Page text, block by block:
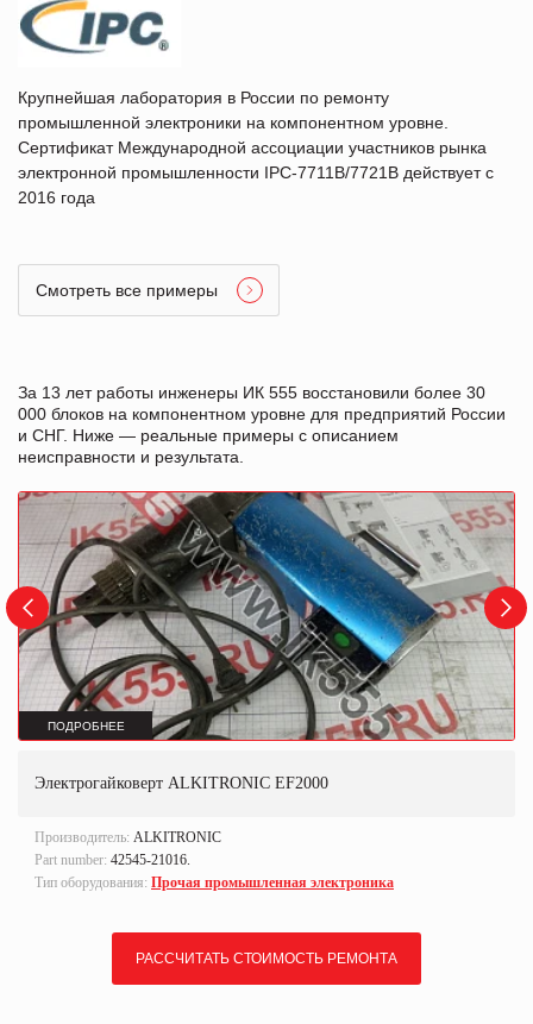
Крупнейшая лаборатория в России по ремонту
промышленной электроники на компонентном уровне.
Сертификат Международной ассоциации участников рынка
электронной промышленности IPC-7711B/7721B действует с
2016 года
Смотреть все примеры
За 13 лет работы инженеры ИК 555 восстановили более 30
000 блоков на компонентном уровне для предприятий России
и СНГ. Ниже — реальные примеры с описанием
неисправности и результата.
ПОДРОБНЕЕ
Электрогайковерт ALKITRONIC EF2000
Производитель: ALKITRONIC
Part number: 42545-21016.
Тип оборудования: Прочая промышленная электроника
РАССЧИТАТЬ СТОИМОСТЬ РЕМОНТА